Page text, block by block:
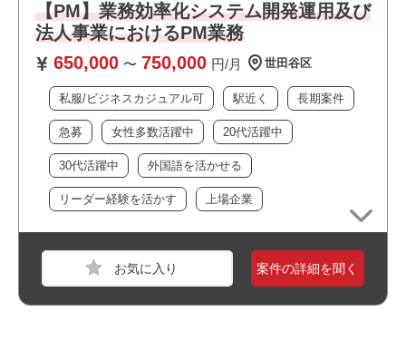
【PM】業務効率化システム開発運用及び
法人事業におけるPM業務
650,000 〜 750,000 円/月 世田谷区
私服/ビジネスカジュアル可 駅近く 長期案件
急募 女性多数活躍中 20代活躍中
30代活躍中 外国語を活かせる
リーダー経験を活かす 上場企業
・小規模なチーム体制です
・上場企業の案件です
・選考スピードの速い案件です
・私服/ビジネスカジュアルでの勤務が可能です
・長期就業が見込める案件です
案件の詳細を聞く
・ネットワークの設計経験 5年以上
・Cisco製品を中心としたネットワーク設計・構築経験
・ネットワーク機器の設定変更および構築経験
・回線を含むネットワークSI経験
・多拠点ネットワーク案件の経験
・ベンダーコントロール経験
・スケジュール管理経験 ・顧客との折衝・調整経験
・関連チーム、エンドユーザー、機器メーカーなど、関係
った経験
おすすめポイント
・リモート勤務併用可能です
職種
PM
サービス
スキル
TypeScript,Python,SQL,React,Node.js
必須スキル